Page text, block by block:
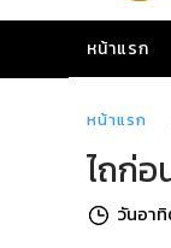
หน้าแรก
หน้าแรก
ไถก่อ
วันอา